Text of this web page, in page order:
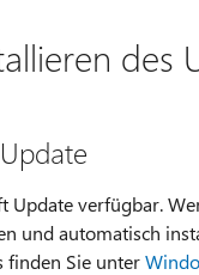
des
Update verfügbar.
und automatisch
finden Sie unter